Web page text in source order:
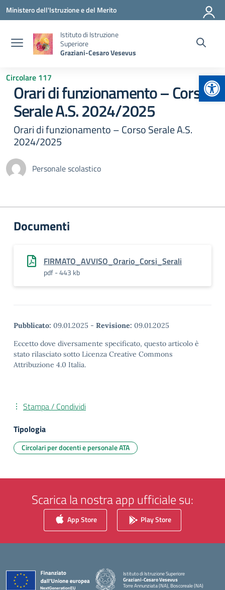
Vai ai contenuti
Vai al menu di navigazione
Vai al footer
Ministero dell'Istruzione e del Merito
Istituto di Istruzione
Superiore
Graziani-Cesaro Vesevus
Circolare 117
Orari di funzionamento – Corso
Serale A.S. 2024/2025
Orari di funzionamento – Corso Serale A.S.
2024/2025
Personale scolastico
Documenti
FIRMATO_AVVISO_Orario_Corsi_Serali
pdf - 443 kb
Pubblicato: 09.01.2025 - Revisione: 09.01.2025
Eccetto dove diversamente specificato, questo articolo è
stato rilasciato sotto Licenza Creative Commons
Attribuzione 4.0 Italia.
Stampa / Condividi
Tipologia
Circolari per docenti e personale ATA
Scarica la nostra app ufficiale su:
App Store Play Store
Istituto di Istruzione Superiore
Graziani-Cesaro Vesevus
Torre Annunziata (NA), Boscoreale (NA)